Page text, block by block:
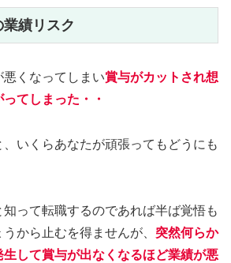
績リスク
くなってしまい賞与がカットされ想
てしまった・・
いくらあなたが頑張ってもどうにも
って転職するのであれば半ば覚悟も
から止むを得ませんが、 突然何らか
して賞与が出なくなるほど業績が悪